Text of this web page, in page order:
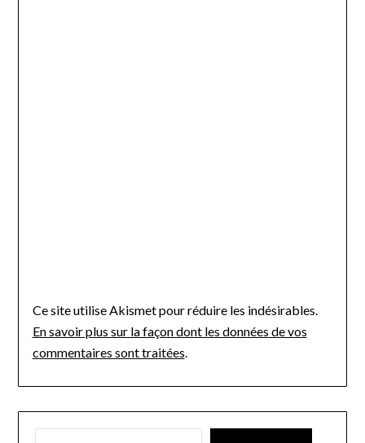
Ce site utilise Akismet pour réduire les indésirables.
En savoir plus sur la façon dont les données de vos
commentaires sont traitées.